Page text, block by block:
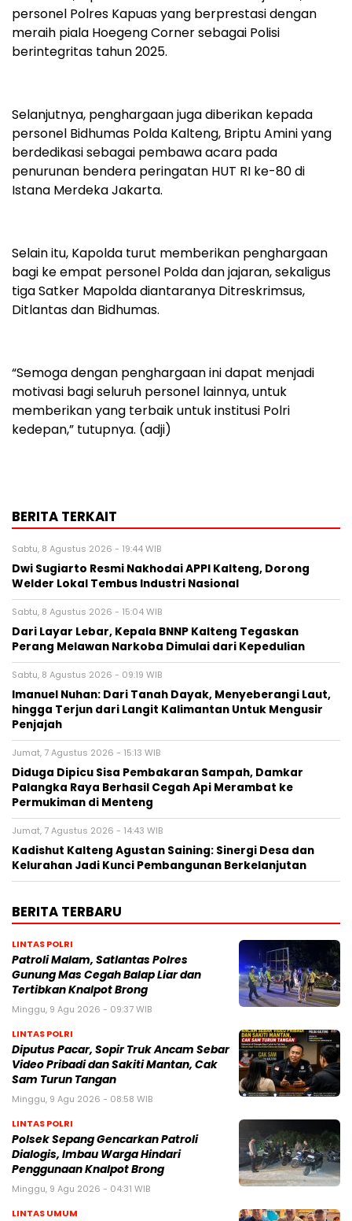
personel Polres Kapuas yang berprestasi dengan
meraih piala Hoegeng Corner sebagai Polisi
berintegritas tahun 2025.
Selanjutnya, penghargaan juga diberikan kepada
personel Bidhumas Polda Kalteng, Briptu Amini yang
berdedikasi sebagai pembawa acara pada
penurunan bendera peringatan HUT RI ke-80 di
Istana Merdeka Jakarta.
Selain itu, Kapolda turut memberikan penghargaan
bagi ke empat personel Polda dan jajaran, sekaligus
tiga Satker Mapolda diantaranya Ditreskrimsus,
Ditlantas dan Bidhumas.
“Semoga dengan penghargaan ini dapat menjadi
motivasi bagi seluruh personel lainnya, untuk
memberikan yang terbaik untuk institusi Polri
kedepan,” tutupnya. (adji)
BERITA TERKAIT
Sabtu, 8 Agustus 2026 - 19:44 WIB
Dwi Sugiarto Resmi Nakhodai APPI Kalteng, Dorong
Welder Lokal Tembus Industri Nasional
Sabtu, 8 Agustus 2026 - 15:04 WIB
Dari Layar Lebar, Kepala BNNP Kalteng Tegaskan
Perang Melawan Narkoba Dimulai dari Kepedulian
Sabtu, 8 Agustus 2026 - 09:19 WIB
Imanuel Nuhan: Dari Tanah Dayak, Menyeberangi Laut,
hingga Terjun dari Langit Kalimantan Untuk Mengusir
Penjajah
Jumat, 7 Agustus 2026 - 15:13 WIB
Diduga Dipicu Sisa Pembakaran Sampah, Damkar
Palangka Raya Berhasil Cegah Api Merambat ke
Permukiman di Menteng
Jumat, 7 Agustus 2026 - 14:43 WIB
Kadishut Kalteng Agustan Saining: Sinergi Desa dan
Kelurahan Jadi Kunci Pembangunan Berkelanjutan
BERITA TERBARU
LINTAS POLRI
Patroli Malam, Satlantas Polres
Gunung Mas Cegah Balap Liar dan
Tertibkan Knalpot Brong
Minggu, 9 Agu 2026 - 09:37 WIB
LINTAS POLRI
Diputus Pacar, Sopir Truk Ancam Sebar
Video Pribadi dan Sakiti Mantan, Cak
Sam Turun Tangan
Minggu, 9 Agu 2026 - 08:58 WIB
LINTAS POLRI
Polsek Sepang Gencarkan Patroli
Dialogis, Imbau Warga Hindari
Penggunaan Knalpot Brong
Minggu, 9 Agu 2026 - 04:31 WIB
LINTAS UMUM